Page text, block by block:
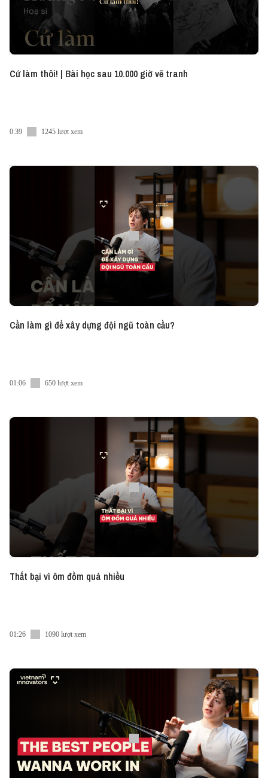
Cứ làm thôi! | Bài học sau 10.000 giờ vẽ tranh
0:39 1245 lượt xem
Cần làm gì để xây dựng đội ngũ toàn cầu?
01:06 650 lượt xem
Thất bại vì ôm đồm quá nhiều
01:26 1090 lượt xem